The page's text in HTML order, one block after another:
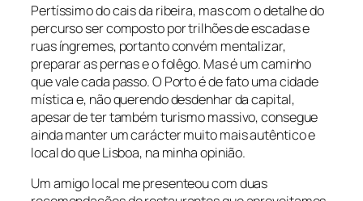
Pertíssimo do cais da ribeira, mas com o detalhe do
percurso ser composto por trilhões de escadas e
ruas íngremes, portanto convém mentalizar,
preparar as pernas e o folêgo. Mas é um caminho
que vale cada passo. O Porto é de fato uma cidade
mística e, não querendo desdenhar da capital,
apesar de ter também turismo massivo, consegue
ainda manter um carácter muito mais autêntico e
local do que Lisboa, na minha opinião.
Um amigo local me presenteou com duas